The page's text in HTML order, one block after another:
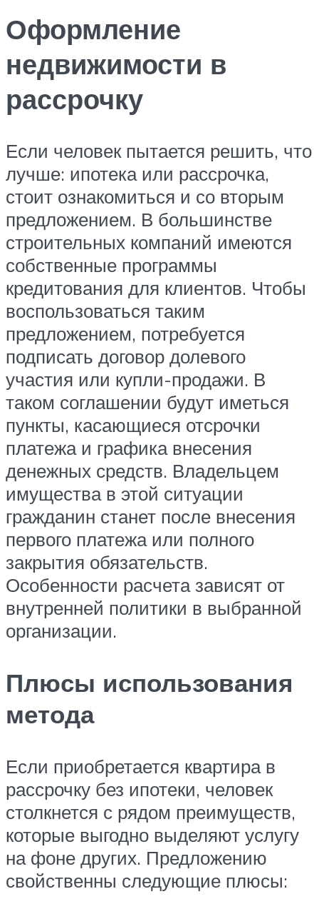
Оформление
недвижимости в
рассрочку
Если человек пытается решить, что
лучше: ипотека или рассрочка,
стоит ознакомиться и со вторым
предложением. В большинстве
строительных компаний имеются
собственные программы
кредитования для клиентов. Чтобы
воспользоваться таким
предложением, потребуется
подписать договор долевого
участия или купли-продажи. В
таком соглашении будут иметься
пункты, касающиеся отсрочки
платежа и графика внесения
денежных средств. Владельцем
имущества в этой ситуации
гражданин станет после внесения
первого платежа или полного
закрытия обязательств.
Особенности расчета зависят от
внутренней политики в выбранной
организации.
Плюсы использования
метода
Если приобретается квартира в
рассрочку без ипотеки, человек
столкнется с рядом преимуществ,
которые выгодно выделяют услугу
на фоне других. Предложению
свойственны следующие плюсы: